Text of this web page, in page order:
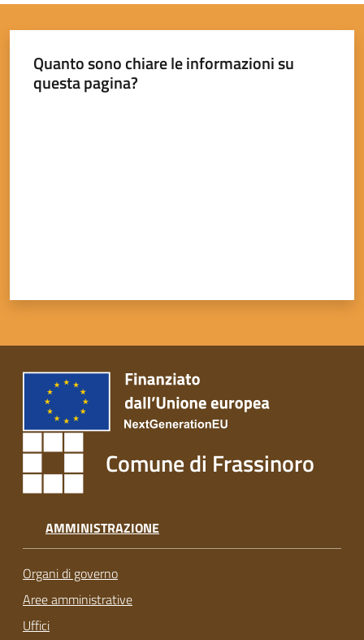
Quanto sono chiare le informazioni su
questa pagina?
Comune di Frassinoro
AMMINISTRAZIONE
Organi di governo
Aree amministrative
Uffici